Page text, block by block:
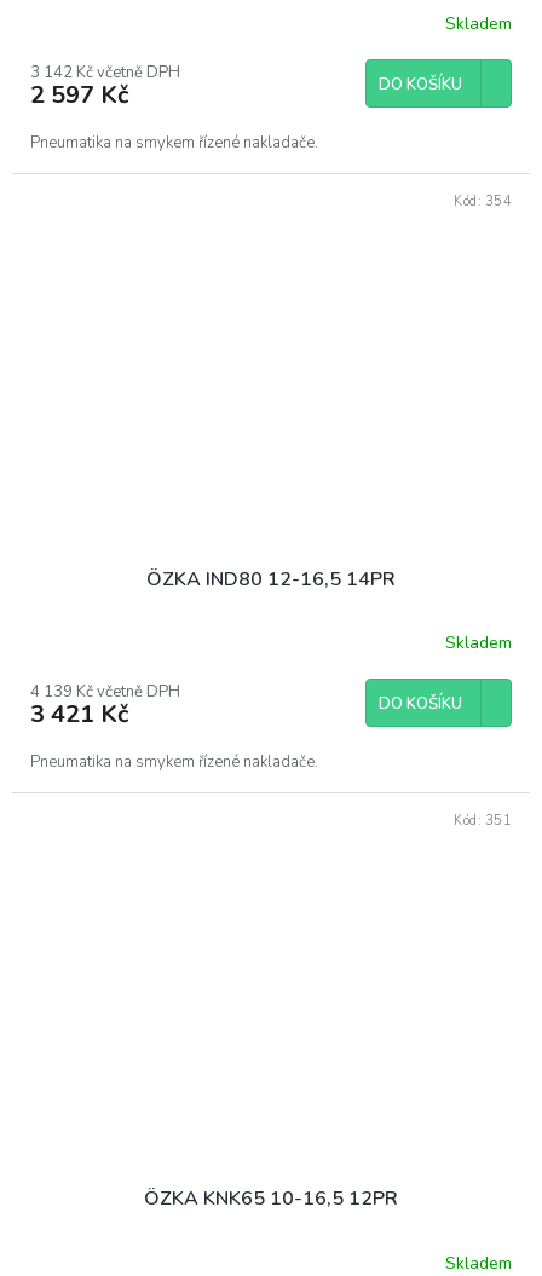
Skladem
3 142 Kč včetně DPH
2 597 Kč DO KOŠÍKU
Pneumatika na smykem řízené nakladače.
ÖZKA IND80 12-16,5 14PR
Skladem
4 139 Kč včetně DPH
3 421 Kč DO KOŠÍKU
Pneumatika na smykem řízené nakladače.
Kód: 354
ÖZKA KNK65 10-16,5 12PR
Skladem
Kód: 351